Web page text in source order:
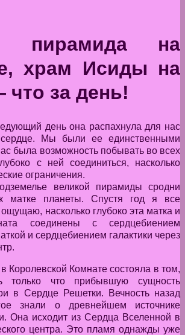
пирамида на
храм Исиды на
что за день!
день она распахнула для нас
Мы были ее единственными
была возможность побывать во всех
с ней соединиться, насколько
ограничения.
великой пирамиды сродни
матке планеты. Спустя год я все
насколько глубоко эта матка и
соединены с сердцебиением
и сердцебиением галактики через
Королевской Комнате состояла в том,
только что прибывшую сущность
в Сердце Решетки. Вечность назад
знали о древнейшем источнике
Она исходит из Сердца Вселенной в
центра. Это пламя однажды уже